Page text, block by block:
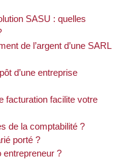
SASU : quelles
de l’argent d’une SARL
d’une entreprise
facturation facilite votre
de la comptabilité ?
porté ?
entrepreneur ?